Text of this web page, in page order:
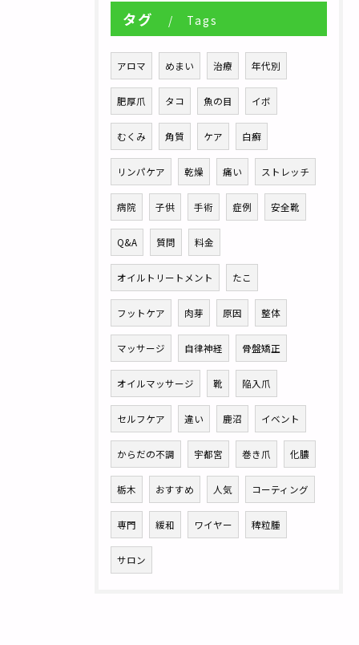
タグ Tags
アロマ めまい 治療 年代別
肥厚爪 タコ 魚の目 イボ
むくみ 角質 ケア 白癬
リンパケア 乾燥 痛い ストレッチ
病院 子供 手術 症例 安全靴
Q&A 質問 料金
オイルトリートメント たこ
フットケア 肉芽 原因 整体
マッサージ 自律神経 骨盤矯正
オイルマッサージ 靴 陥入爪
セルフケア 違い 鹿沼 イベント
からだの不調 宇都宮 巻き爪 化膿
栃木 おすすめ 人気 コーティング
専門 緩和 ワイヤー 稗粒腫
サロン